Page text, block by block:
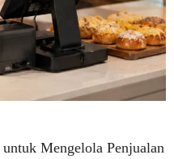
Mengelola Penjualan